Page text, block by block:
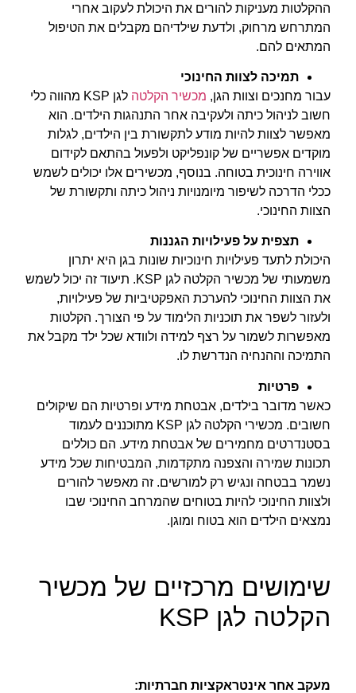
ההקלטות מעניקות להורים את היכולת לעקוב אחרי
המתרחש מרחוק, ולדעת שילדיהם מקבלים את הטיפול
המתאים להם.
תמיכה לצוות החינוכי
עבור מחנכים וצוות הגן, מכשיר הקלטה
לגן KSP מהווה כלי
חשוב לניהול כיתה ולעקיבה אחר התנהגות הילדים. הוא
מאפשר לצוות להיות מודע לתקשורת בין הילדים, לגלות
מוקדים אפשריים של קונפליקט ולפעול בהתאם לקידום
אווירה חינוכית בטוחה. בנוסף, מכשירים אלו יכולים לשמש
ככלי הדרכה לשיפור מיומנויות ניהול כיתה ותקשורת של
הצוות החינוכי.
תצפית על פעילויות הגננות
היכולת לתעד פעילויות חינוכיות שונות בגן היא יתרון
משמעותי של מכשיר הקלטה לגן KSP. תיעוד זה יכול לשמש
את הצוות החינוכי להערכת האפקטיביות של פעילויות,
ולעזור לשפר את תוכניות הלימוד על פי הצורך. הקלטות
מאפשרות לשמור על רצף למידה ולוודא שכל ילד מקבל את
התמיכה וההנחיה הנדרשת לו.
פרטיות
כאשר מדובר בילדים, אבטחת מידע ופרטיות הם שיקולים
חשובים. מכשירי הקלטה לגן KSP מתוכננים לעמוד
בסטנדרטים מחמירים של אבטחת מידע. הם כוללים
תכונות שמירה והצפנה מתקדמות, המבטיחות שכל מידע
נשמר בבטחה ונגיש רק למורשים. זה מאפשר להורים
ולצוות החינוכי להיות בטוחים שהמרחב החינוכי שבו
נמצאים הילדים הוא בטוח ומוגן.
שימושים מרכזיים של מכשיר
הקלטה לגן KSP
מעקב אחר אינטראקציות חברתיות: